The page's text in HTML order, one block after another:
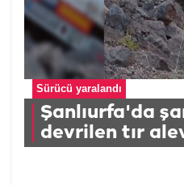
Sürücü yaralandı
Şanlıurfa'da
devrilen tır